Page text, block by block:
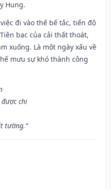
Hung.
đi vào thế bế tắc, tiến độ
bạc của cải thất thoát,
xuống. Là một ngày xấu về
mưu sự khó thành công
chi
tường.”